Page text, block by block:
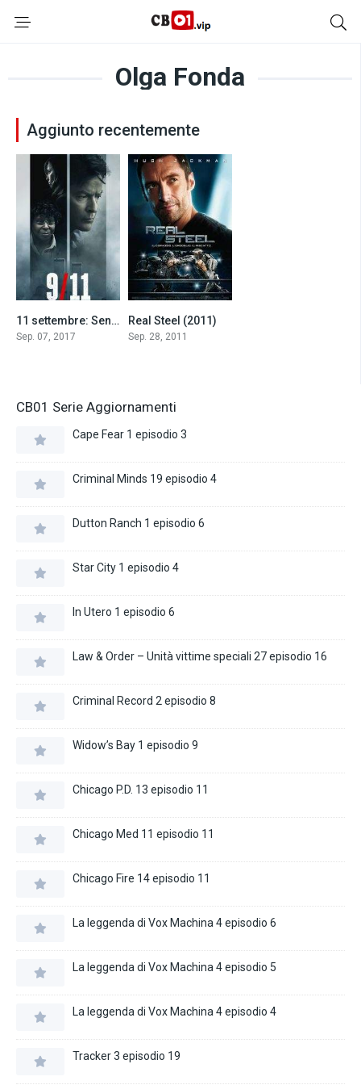
Olga Fonda
Aggiunto recentemente
4.111 settembre: Senza scampo (2017)
Sep. 07, 2017
7.1
Real Steel (2011)
Sep. 28, 2011
CB01 Serie Aggiornamenti
Cape Fear 1 episodio 3
Criminal Minds 19 episodio 4
Dutton Ranch 1 episodio 6
Star City 1 episodio 4
In Utero 1 episodio 6
Law & Order – Unità vittime speciali 27 episodio 16
Criminal Record 2 episodio 8
Widow’s Bay 1 episodio 9
Chicago P.D. 13 episodio 11
Chicago Med 11 episodio 11
Chicago Fire 14 episodio 11
La leggenda di Vox Machina 4 episodio 6
La leggenda di Vox Machina 4 episodio 5
La leggenda di Vox Machina 4 episodio 4
Tracker 3 episodio 19